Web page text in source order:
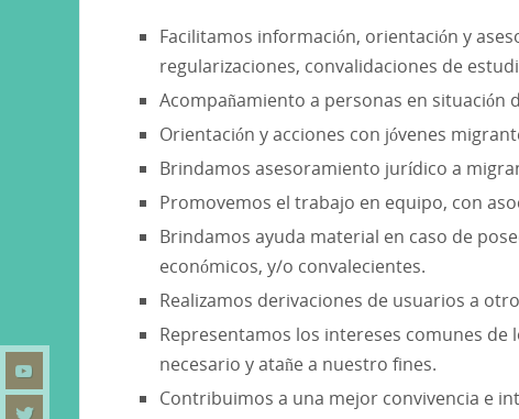
Facilitamos información, orientación y
regularizaciones, convalidaciones de
Acompañamiento a personas en situación
Orientación y acciones con jóvenes
Brindamos asesoramiento jurídico a
Promovemos el trabajo en equipo, con
Brindamos ayuda material en caso de
económicos, y/o convalecientes.
Realizamos derivaciones de usuarios a
Representamos los intereses comunes
necesario y atañe a nuestro fines.
Contribuimos a una mejor convivencia e